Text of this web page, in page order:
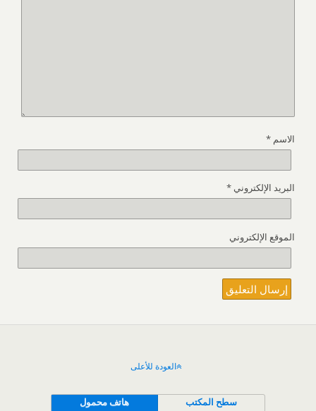
الاسم *
البريد الإلكتروني *
الموقع الإلكتروني
العودة للأعلى
هاتف محمول سطح المكتب